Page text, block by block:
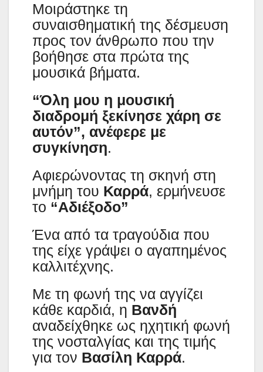
Μοιράστηκε τη
συναισθηματική της δέσμευση
προς τον άνθρωπο που την
βοήθησε στα πρώτα της
μουσικά βήματα.
“Όλη μου η μουσική
διαδρομή ξεκίνησε χάρη σε
αυτόν”, ανέφερε με
συγκίνηση.
Αφιερώνοντας τη σκηνή στη
μνήμη του Καρρά, ερμήνευσε
το “Αδιέξοδο”
Ένα από τα τραγούδια που
της είχε γράψει ο αγαπημένος
καλλιτέχνης.
Με τη φωνή της να αγγίζει
κάθε καρδιά, η Βανδή
αναδείχθηκε ως ηχητική φωνή
της νοσταλγίας και της τιμής
για τον Βασίλη Καρρά.